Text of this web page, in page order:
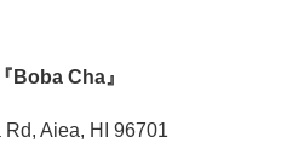
Boba Cha』
Aiea, HI 96701